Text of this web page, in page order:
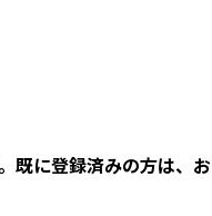
既に登録済みの方は、お